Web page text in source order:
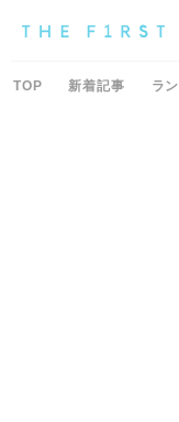
TOP 新着記事 ラ